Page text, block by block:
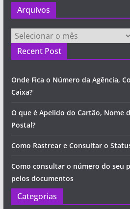
Arquivos
Arquivos
Recent Post
Onde Fica o Número da Agência,
Caixa?
O que é Apelido do Cartão, Nome
Postal?
Como Rastrear e Consultar o
Como consultar o número do seu
pelos documentos
Categorias